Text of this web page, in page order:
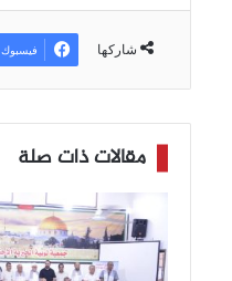
شاركها فيسبوك
مقالات ذات صلة